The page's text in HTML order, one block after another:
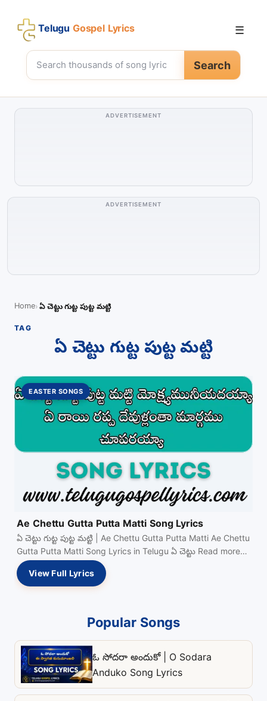
Telugu Gospel Lyrics
Search
☰
ADVERTISEMENT
ADVERTISEMENT
Home ఏ చెట్టు గుట్ట పుట్ట మట్టి
TAG
ఏ చెట్టు గుట్ట పుట్ట మట్టి
EASTER SONGS
Ae Chettu Gutta Putta Matti Song Lyrics
ఏ చెట్టు గుట్ట పుట్ట మట్టి | Ae Chettu Gutta Putta Matti Ae Chettu
Gutta Putta Matti Song Lyrics in Telugu ఏ చెట్టు Read more…
View Full Lyrics
Popular Songs
ఓ సోదరా అందుకో | O Sodara
Anduko Song Lyrics